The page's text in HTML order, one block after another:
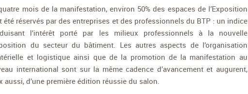
mois de la manifestation, environ 50% des espaces de l’Exposition
été réservés par des entreprises et des professionnels du BTP : un indice
l’intérêt porté par les milieux professionnels à la nouvelle
du secteur du bâtiment. Les autres aspects de l’organisation
et logistique ainsi que de la promotion de la manifestation au
international sont sur la même cadence d’avancement et augurent,
aussi, d’une première édition réussie du salon.